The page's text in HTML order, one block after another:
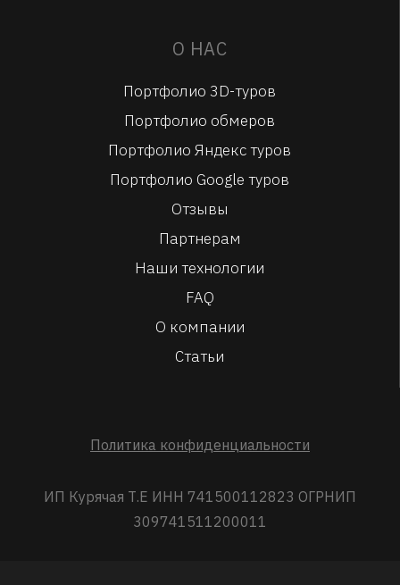
О НАС
Портфолио 3D-туров
Портфолио обмеров
Портфолио Яндекс туров
Портфолио Google туров
Отзывы
Партнерам
Наши технологии
FAQ
О компании
Статьи
Политика конфиденциальности
ИП Курячая Т.Е ИНН 741500112823 ОГРНИП
309741511200011